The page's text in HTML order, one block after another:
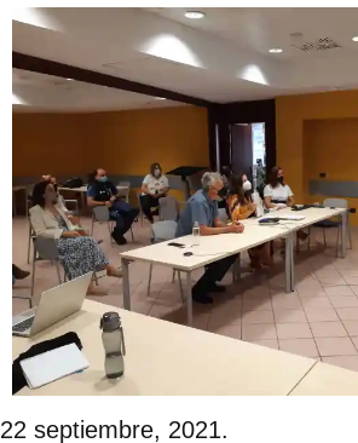
22 septiembre, 2021.